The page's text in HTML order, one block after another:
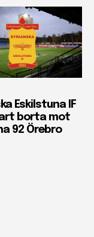
Eskilstuna IF
borta mot
92 Örebro